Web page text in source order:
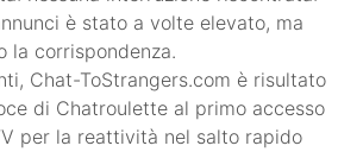
è stato a volte elevato, ma
la corrispondenza.
Chat-ToStrangers.com è risultato
di Chatroulette al primo accesso
per la reattività nel salto rapido